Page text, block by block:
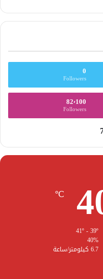
0
Followers
82٬100
Followers
℃
40%
6.7 كيلومتر/ساعة